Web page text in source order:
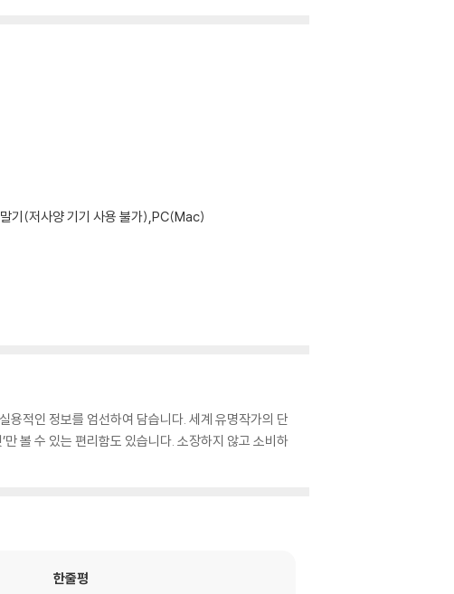
기(저사양 기기 사용 불가),PC(Mac)
용적인 정보를 엄선하여 담습니다. 세계 유명작가의 단
볼 수 있는 편리함도 있습니다. 소장하지 않고 소비하
한줄평